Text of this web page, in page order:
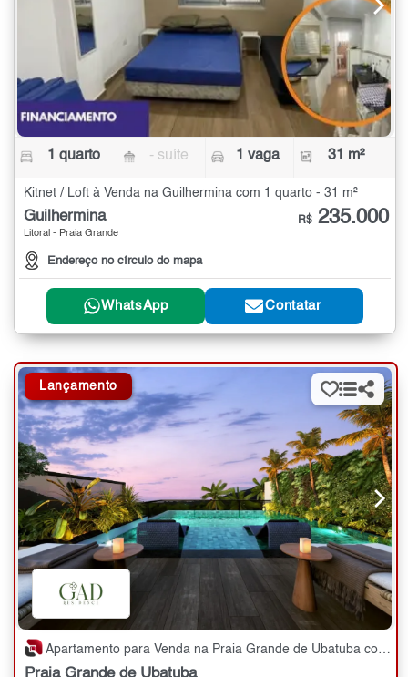
1 quarto - suíte 1 vaga 31 m²
Kitnet / Loft à Venda na Guilhermina com 1 quarto - 31 m²
Guilhermina
Litoral - Praia Grande
Endereço no círculo do mapa
R$ 235.000
WhatsApp Contatar
Lançamento
Apartamento para Venda na Praia Grande de Ubatuba com 2,3 quartos - 74 a 104 m²
Praia Grande de Ubatuba